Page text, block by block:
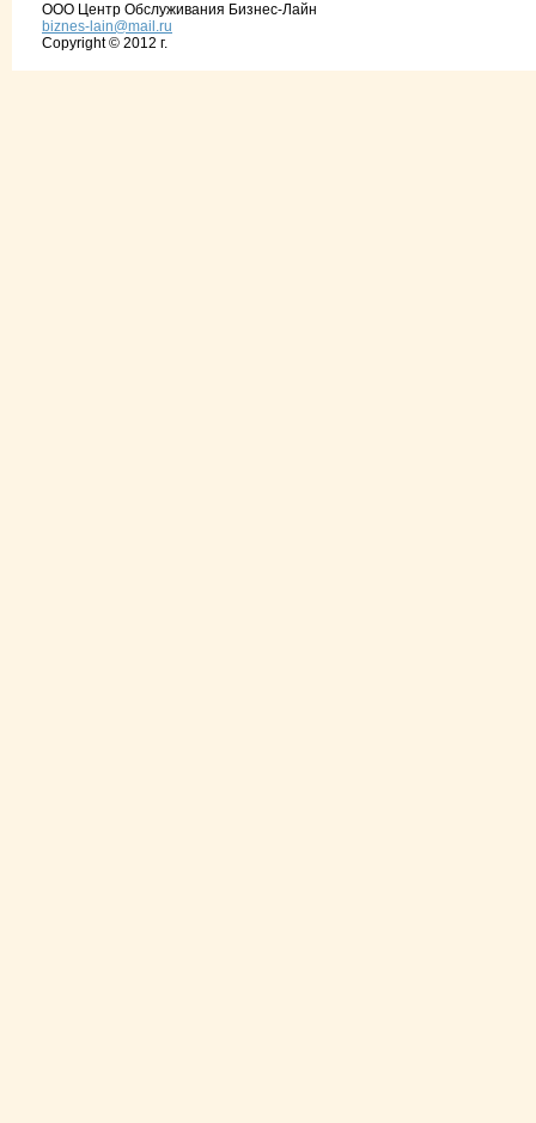
ООО Центр Обслуживания Бизнес-Лайн
biznes-lain@mail.ru
Copyright © 2012 г.